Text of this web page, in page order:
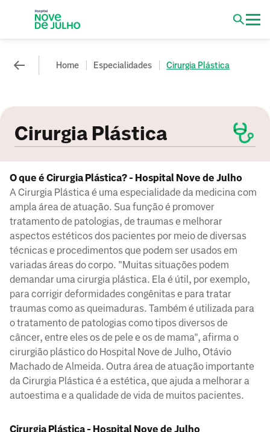
Home Especialidades Cirurgia Plástica
Cirurgia Plástica
O que é Cirurgia Plástica? - Hospital Nove de Julho
A Cirurgia Plástica é uma especialidade da medicina com
ampla área de atuação. Sua função é promover
tratamento de patologias, de traumas e melhorar
aspectos estéticos dos pacientes por meio de diversas
técnicas e procedimentos que podem ser usados em
variadas áreas do corpo. "Muitas situações podem
demandar uma cirurgia plástica. Ela é útil, por exemplo,
para corrigir deformidades congênitas e para tratar
traumas como as queimaduras. Também é utilizada para
o tratamento de patologias como tipos diversos de
câncer, entre eles os de pele e os de mama", afirma o
cirurgião plástico do Hospital Nove de Julho, Otávio
Machado de Almeida. Outra área de atuação importante
da Cirurgia Plástica é a estética, que ajuda a melhorar a
autoestima e a qualidade de vida de muitos pacientes.
Cirurgia Plástica - Hospital Nove de Julho